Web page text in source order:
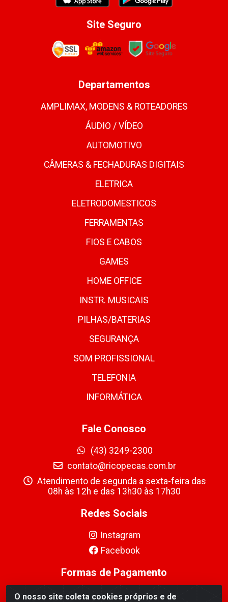
O nosso site coleta cookies próprios e de
Site Seguro
Departamentos
AMPLIMAX, MODENS & ROTEADORES
ÁUDIO / VÍDEO
AUTOMOTIVO
CÂMERAS & FECHADURAS DIGITAIS
ELETRICA
ELETRODOMESTICOS
FERRAMENTAS
FIOS E CABOS
GAMES
HOME OFFICE
INSTR. MUSICAIS
PILHAS/BATERIAS
SEGURANÇA
SOM PROFISSIONAL
TELEFONIA
INFORMÁTICA
Fale Conosco
(43) 3249-2300
contato@ricopecas.com.br
Atendimento de segunda a sexta-feira das
08h às 12h e das 13h30 às 17h30
Redes Sociais
Instagram
Facebook
Formas de Pagamento